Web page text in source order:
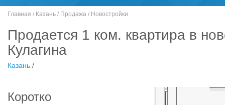
Главная / Казань / Продажа / Новостройки
Продается 1 ком. квартира в
Кулагина
Казань /
Коротко